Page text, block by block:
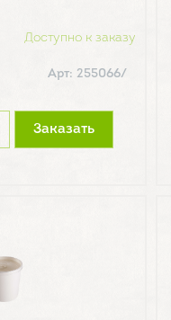
Доступно к заказу
Арт: 255066/
Заказать